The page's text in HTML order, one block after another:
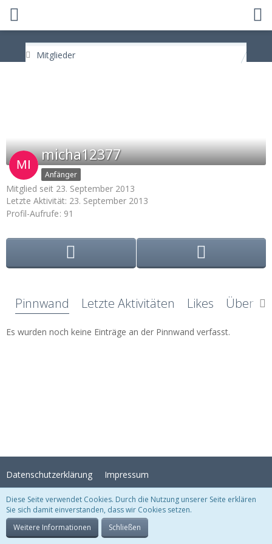
Mitglieder
micha12377
Anfänger
Mitglied seit 23. September 2013
Letzte Aktivität: 23. September 2013
Profil-Aufrufe 91
Pinnwand Letzte Aktivitäten Likes Über
Es wurden noch keine Einträge an der Pinnwand verfasst.
Datenschutzerklärung Impressum
Stil:Crystal Temptation , erstellt vonKittMedia
Community-Software:
Diese Seite verwendet Cookies. Durch die Nutzung unserer Seite erklären
Sie sich damit einverstanden, dass wir Cookies setzen.
Weitere Informationen
Schließen